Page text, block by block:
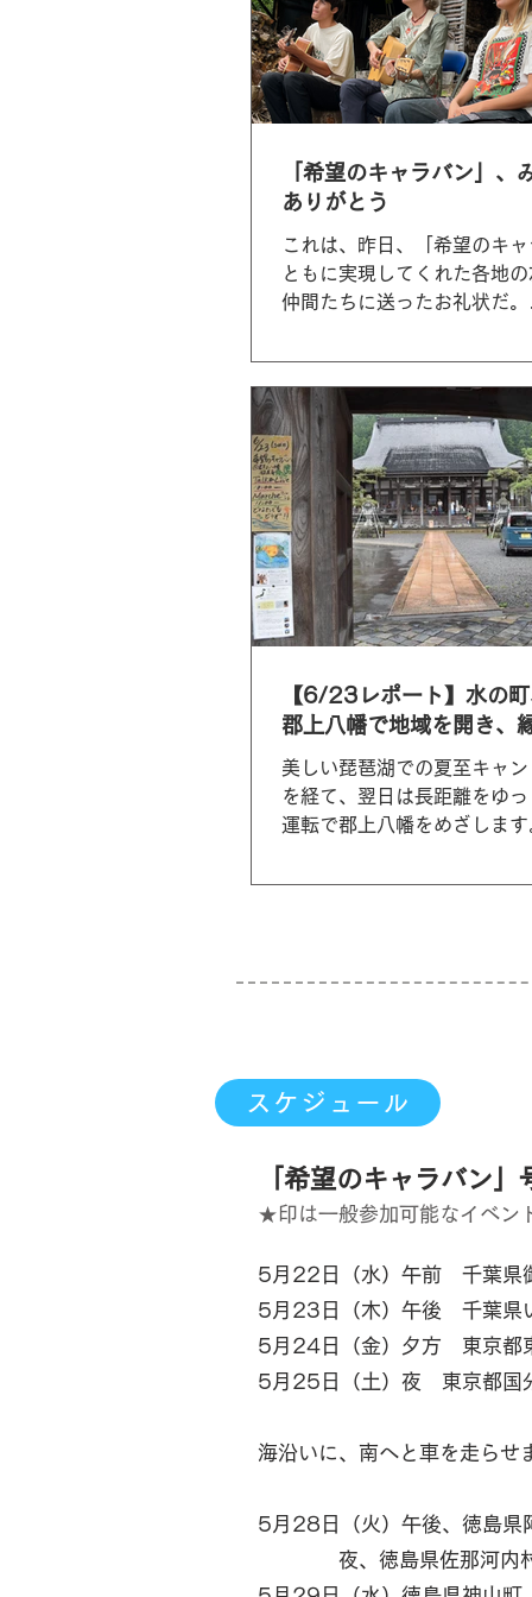
「希望のキャラバン」、
ありがとう
これは、昨日、「希望のキ
ともに実現してくれた各地
仲間たちに送ったお礼状だ。
ん、この度は、「希望のキ
さまざまな形でご参画、ご
り、ありがとうございまし
に来日したアンニャ、パチ
【6/23レポート】水の
郡上八幡で地域を開き、
美しい琵琶湖での夏至キャ
を経て、翌日は長距離をゆ
運転で郡上八幡をめざしま
でに踊りの講習会が近くの
スケジュール
「希望のキャラバン
★印は一般参加可能なイベン
​5月22日（水）午前 千葉県
5月23日（木）午後 千葉県
5月24日（金）夕方 東京都
​5月25 日（土）夜 東京都
海沿いに、南へと車を走らせ
5月28日（火）午後、徳島
夜、徳島県佐那河内村